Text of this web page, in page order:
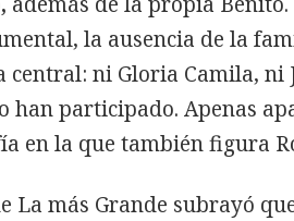
la ausencia de la
central: ni Gloria Camila, ni
han participado. Apenas
en la que también figura
La más Grande subrayó